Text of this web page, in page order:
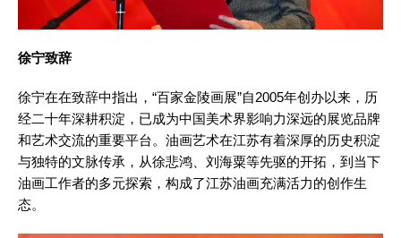
徐宁致辞
徐宁在在致辞中指出，“百家金陵画展”自2005年创办以来，历
经二十年深耕积淀，已成为中国美术界影响力深远的展览品牌
和艺术交流的重要平台。油画艺术在江苏有着深厚的历史积淀
与独特的文脉传承，从徐悲鸿、刘海粟等先驱的开拓，到当下
油画工作者的多元探索，构成了江苏油画充满活力的创作生
态。